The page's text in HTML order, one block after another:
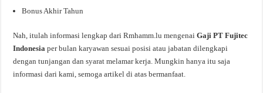
Bonus Akhir Tahun
Nah, itulah informasi lengkap dari Rmhamm.lu mengenaiGaji PT Fujitec
Indonesiaper bulan karyawan sesuai posisi atau jabatan dilengkapi
dengan tunjangan dan syarat melamar kerja. Mungkin hanya itu saja
informasi dari kami, semoga artikel di atas bermanfaat.